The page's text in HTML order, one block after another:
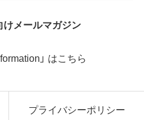
メールマガジン
」 はこちら
プライバシーポリシー